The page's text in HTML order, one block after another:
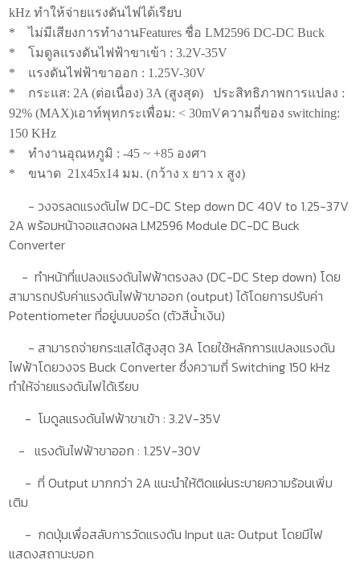
kHz ทำให้จ่ายแรงดันไฟได้เรียบ
*
ไม่มีเสียงการทำงานFeatures ชื่อ LM2596 DC-DC Buck
*
โมดูลแรงดันไฟฟ้าขาเข้า : 3.2V-35V
*
แรงดันไฟฟ้าขาออก : 1.25V-30V
*
กระแส: 2A (ต่อเนื่อง) 3A (สูงสุด) ประสิทธิภาพการแปลง :
92% (MAX)เอาท์พุทกระเพื่อม: < 30mVความถี่ของ switching:
150 KHz
*
ทำงานอุณหภูมิ : -45 ~ +85 องศา
*
ขนาด 21x45x14 มม. (กว้าง x ยาว x สูง)
- วงจรลดแรงดันไฟDC-DC Step down DC 40V to 1.25-37V
2Aพร้อมหน้าจอแสดงผลLM2596 Module DC-DC Buck
Converter
ทำหน้าที่แปลงแรงดันไฟฟ้าตรงลง (DC-DC Step down) โดย
สามารถปรับค่าแรงดันไฟฟ้าขาออก (output)ได้โดยการปรับค่า
Potentiometerที่อยู่บนบอร์ด (ตัวสีน้ำเงิน)
สามารถจ่ายกระแสได้สูงสุด3A โดยใช้หลักการแปลงแรงดัน
ไฟฟ้าโดยวงจรBuck Converterซึ่งความถี่Switching 150 kHz
ทำให้จ่ายแรงดันไฟได้เรียบ
โมดูลแรงดันไฟฟ้าขาเข้า :3.2V-35V
แรงดันไฟฟ้าขาออก : 1.25V-30V
ที่Outputมากกว่า 2Aแนะนำให้ติดแผ่นระบายความร้อนเพิ่ม
เติม
กดปุ่มเพื่อสลับการวัดแรงดันInputและOutput โดยมีไฟ
แสดงสถานะบอก